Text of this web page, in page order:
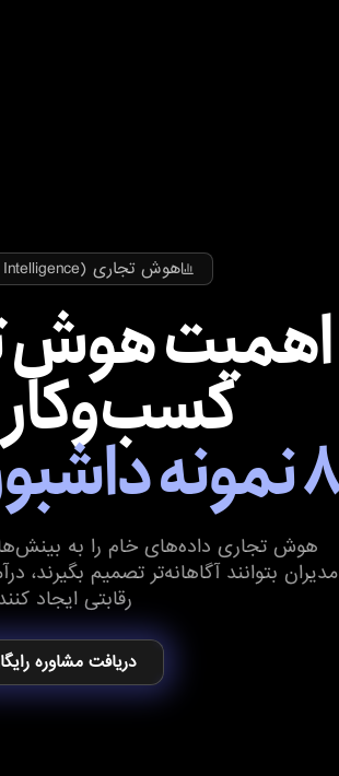
هوش تجاری (Business Intelligence)
اهمیت هوش
هوش تجاری داده‌های خام را به
مدیران بتوانند آگاهانه‌تر تصمیم بگیرند،
رقابتی ایجاد
دریافت مشاوره